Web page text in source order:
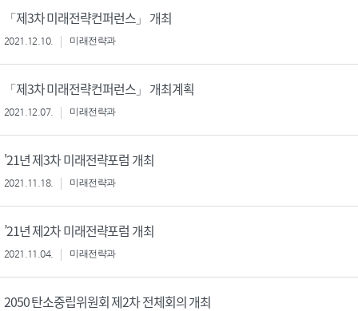
「제3차 미래전략컨퍼런스」 개최
2021.12.10. 미래전략과
「제3차 미래전략컨퍼런스」 개최계획
2021.12.07. 미래전략과
'21년 제3차 미래전략포럼 개최
2021.11.18. 미래전략과
’21년 제2차 미래전략포럼 개최
2021.11.04. 미래전략과
2050 탄소중립위원회 제2차 전체회의 개최